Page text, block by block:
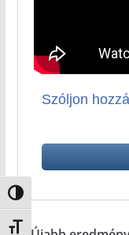
Nagy kontraszt
Betűméret váltása
Szóljon